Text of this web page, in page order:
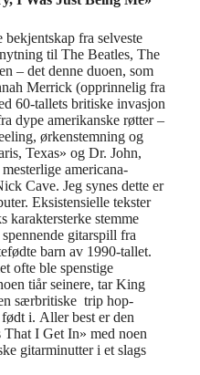
fra selveste
til The Beatles, The
– det denne duoen, som
Merrick (opprinnelig fra
60-tallets britiske invasjon
dype amerikanske røtter –
ørkenstemning og
Texas» og Dr. John,
americana-
Cave. Jeg synes dette er
Eksistensielle tekster
karaktersterke stemme
gitarspill fra
barn av 1990-tallet.
ofte ble spenstige
tiår seinere, tar King
særbritiske trip hop-
i. Aller best er den
I Get In» med noen
gitarminutter i et slags